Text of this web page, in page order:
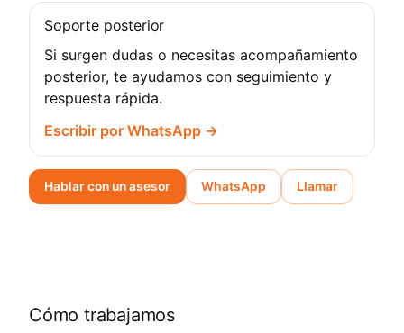
Soporte posterior
Si surgen dudas o necesitas acompañamiento
posterior, te ayudamos con seguimiento y
respuesta rápida.
Escribir por WhatsApp →
Hablar con un asesor WhatsApp Llamar
Cómo trabajamos